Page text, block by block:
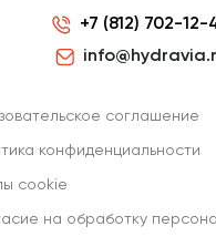
+7 (812) 702-12-
соглашение
конфиденциальности
cookie
на обработку